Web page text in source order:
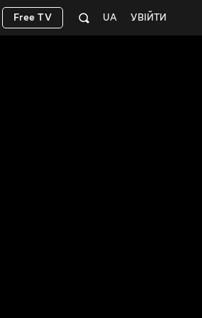
УВІЙТИ
UA
Free TV